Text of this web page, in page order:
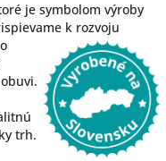
je symbolom výroby
k rozvoju
trh.